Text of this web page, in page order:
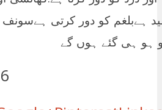
ہےبلغم کو دور کرتی
ہو ہی گئے ہوں گے